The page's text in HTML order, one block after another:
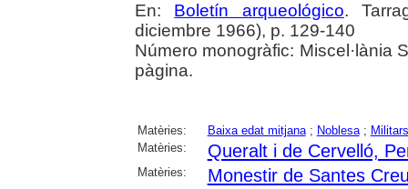
En: Boletín arqueológico.
diciembre 1966), p. 129-140
Número monogràfic: Miscel·lània
pàgina.
Matèries: Baixa edat mitjana; Noblesa; Militars
Matèries:
Queralt i de Cervelló,
Matèries: Monestir de Santes